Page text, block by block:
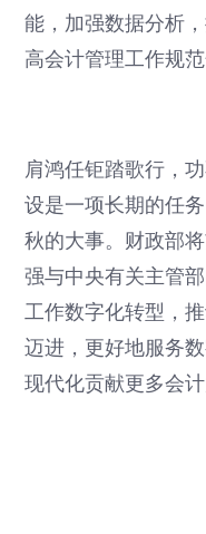
能，加强数据分析
高会计管理工作规
肩鸿任钜踏歌行，
设是一项长期的任
秋的大事。财政部
强与中央有关主管
工作数字化转型，
迈进，更好地服务
现代化贡献更多会计